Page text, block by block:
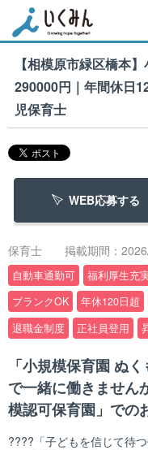
【相模原市緑区橋本
290000円｜年間休日
児保育士
WEB応募する
保育士 掲載期間：
自動車通勤可 福利厚生充
ブランクOK
年休120日超
退職金制度
正社員登用
「小規模保育園 ぬ
で一緒に働きません
模認可保育園」での
????「子どもを信じて待